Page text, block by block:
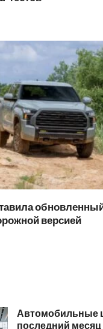
версией
Автомобильные
последний